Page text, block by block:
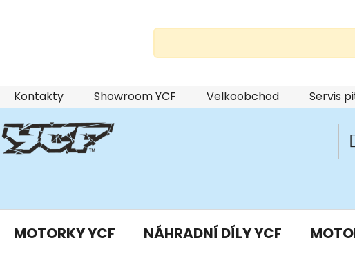
Přejít
na
obsah
Kontakty Showroom YCF Velkoobchod Servis
MOTORKY YCF NÁHRADNÍ DÍLY YCF